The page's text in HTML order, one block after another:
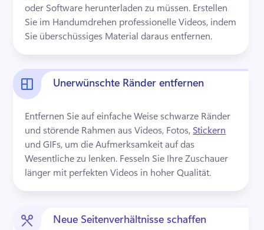
oder Software herunterladen zu müssen. Erstellen
Sie im Handumdrehen professionelle Videos, indem
Sie überschüssiges Material daraus entfernen.
Unerwünschte Ränder entfernen
Entfernen Sie auf einfache Weise schwarze Ränder
und störende Rahmen aus Videos, Fotos, Stickern
und GIFs, um die Aufmerksamkeit auf das
Wesentliche zu lenken. Fesseln Sie Ihre Zuschauer
länger mit perfekten Videos in hoher Qualität.
Neue Seitenverhältnisse schaffen